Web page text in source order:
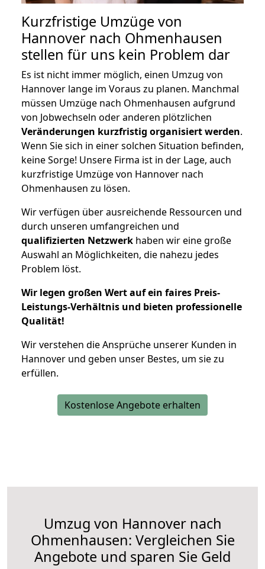
Kurzfristige Umzüge von
Hannover nach Ohmenhausen
stellen für uns kein Problem dar
Es ist nicht immer möglich, einen Umzug von
Hannover lange im Voraus zu planen. Manchmal
müssen Umzüge nach Ohmenhausen aufgrund
von Jobwechseln oder anderen plötzlichen
Veränderungen kurzfristig organisiert werden.
Wenn Sie sich in einer solchen Situation befinden,
keine Sorge! Unsere Firma ist in der Lage, auch
kurzfristige Umzüge von Hannover nach
Ohmenhausen zu lösen.
Wir verfügen über ausreichende Ressourcen und
durch unseren umfangreichen und
qualifizierten Netzwerk haben wir eine große
Auswahl an Möglichkeiten, die nahezu jedes
Problem löst.
Wir legen großen Wert auf ein faires Preis-
Leistungs-Verhältnis und bieten professionelle
Qualität!
Wir verstehen die Ansprüche unserer Kunden in
Hannover und geben unser Bestes, um sie zu
erfüllen.
Kostenlose Angebote erhalten
Umzug von Hannover nach
Ohmenhausen: Vergleichen Sie
Angebote und sparen Sie Geld